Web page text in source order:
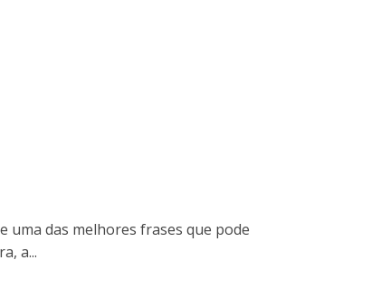
uma das melhores frases que pode
a...